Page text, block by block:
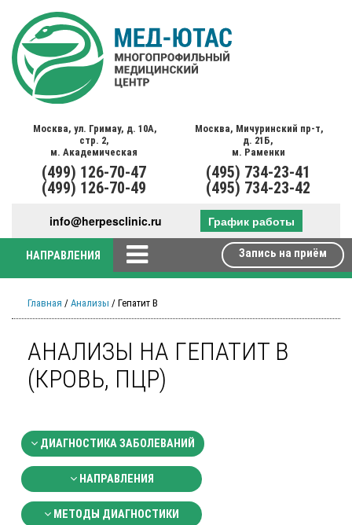
Москва, ул. Гримау, д. 10А,
стр. 2,
м. Академическая
(499) 126-70-47
(499) 126-70-49
Москва, Мичуринский пр-т,
д. 21Б,
м. Раменки
(495) 734-23-41
(495) 734-23-42
info@herpesclinic.ru График работы
НАПРАВЛЕНИЯ Запись на приём
Главная / Анализы / Гепатит В
АНАЛИЗЫ НА ГЕПАТИТ В
(КРОВЬ, ПЦР)
ДИАГНОСТИКА ЗАБОЛЕВАНИЙ
НАПРАВЛЕНИЯ
МЕТОДЫ ДИАГНОСТИКИ